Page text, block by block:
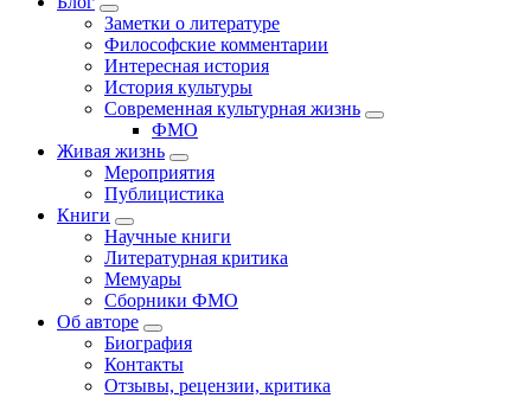
Заметки о литературе
Философские комментарии
Интересная история
История культуры
Современная культурная жизнь
ФМО
Живая жизнь
Мероприятия
Публицистика
Книги
Научные книги
Литературная критика
Мемуары
Сборники ФМО
Об авторе
Биография
Контакты
Отзывы, рецензии, критика